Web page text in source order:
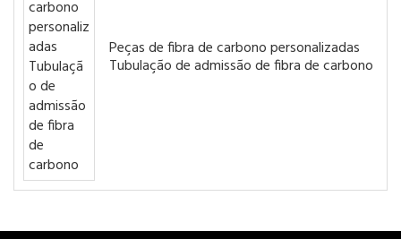
Peças de fibra de carbono personalizadas
Tubulação de admissão de fibra de carbono